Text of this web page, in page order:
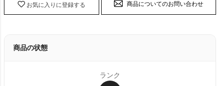
お気に入りに登録する 商品についてのお問い合わせ
商品の状態
ランク